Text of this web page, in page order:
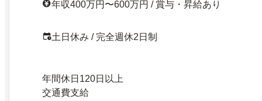
年収400万円〜600万円 / 賞与・昇給あり
土日休み / 完全週休2日制
年間休日120日以上
交通費支給